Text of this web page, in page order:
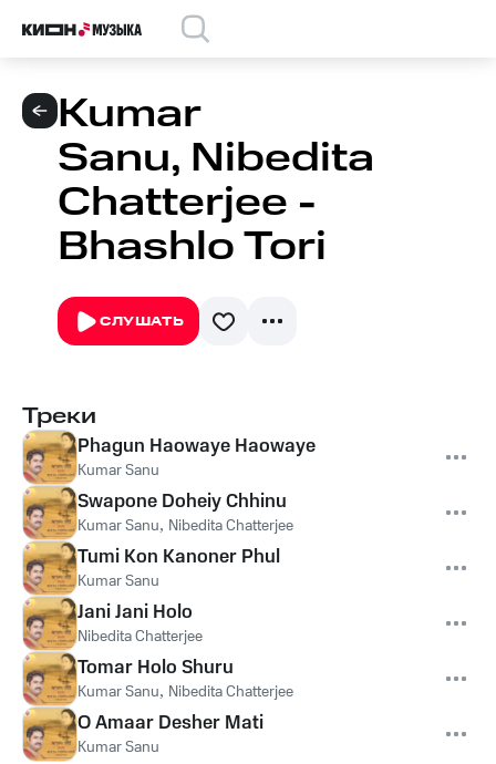
Kumar
Sanu, Nibedita
Chatterjee -
Bhashlo Tori
СЛУШАТЬ
Треки
Phagun Haowaye Haowaye
Kumar Sanu
Swapone Doheiy Chhinu
Kumar Sanu, Nibedita Chatterjee
Tumi Kon Kanoner Phul
Kumar Sanu
Jani Jani Holo
Nibedita Chatterjee
Tomar Holo Shuru
Kumar Sanu, Nibedita Chatterjee
O Amaar Desher Mati
Kumar Sanu